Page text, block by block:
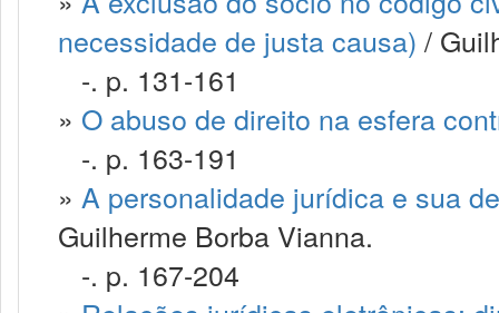
necessidade de justa causa) /
-. p. 131-161
» O abuso de direito na esfera
-. p. 163-191
» A personalidade jurídica e sua
Guilherme Borba Vianna.
-. p. 167-204